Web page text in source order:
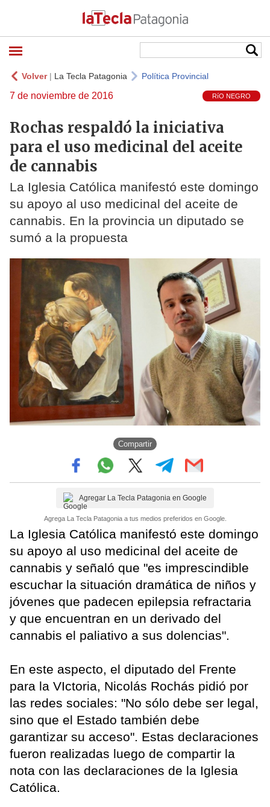
Volver| La Tecla Patagonia Política Provincial
7 de noviembre de 2016 RíO NEGRO
Rochas respaldó la iniciativa
para el uso medicinal del aceite
de cannabis
La Iglesia Católica manifestó este domingo
su apoyo al uso medicinal del aceite de
cannabis. En la provincia un diputado se
sumó a la propuesta
Compartir
Agregar La Tecla Patagonia en Google
Agrega La Tecla Patagonia a tus medios preferidos en Google.
La Iglesia Católica manifestó este domingo
su apoyo al uso medicinal del aceite de
cannabis y señaló que "es imprescindible
escuchar la situación dramática de niños y
jóvenes que padecen epilepsia refractaria
y que encuentran en un derivado del
cannabis el paliativo a sus dolencias".
En este aspecto, el diputado del Frente
para la VIctoria, Nicolás Rochás pidió por
las redes sociales: "No sólo debe ser legal,
sino que el Estado también debe
garantizar su acceso". Estas declaraciones
fueron realizadas luego de compartir la
nota con las declaraciones de la Iglesia
Católica.